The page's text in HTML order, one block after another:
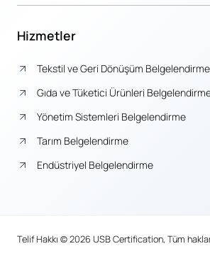
Hizmetler
Tekstil ve Geri Dönüşüm Belgelendirme
Gıda ve Tüketici Ürünleri
Yönetim Sistemleri Belgelendirme
Tarım Belgelendirme
Endüstriyel Belgelendirme
Telif Hakkı © 2026 USB Certification, Tüm